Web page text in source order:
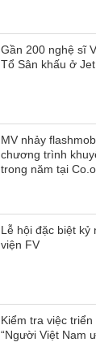
Gần 200 nghệ sĩ
Tổ Sân khấu ở
MV nhảy
chương trình
trong năm tại
Lễ hội đặc biệt kỷ
viện FV
Kiểm tra việc
“Người Việt Nam